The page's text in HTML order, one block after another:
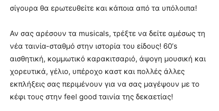
σίγουρα θα ερωτευθείτε και κάποια από τα υπόλοιπα!
Αν σας αρέσουν τα musicals, τρέξτε να δείτε αμέσως τη
νέα ταινία-σταθμό στην ιστορία του είδους! 60’s
αισθητική, κομμωτικό καρακιτσαριό, άψογη μουσική και
χορευτικά, γέλιο, υπέροχο καστ και πολλές άλλες
εκπλήξεις σας περιμένουν για να σας μαγέψουν με το
κέφι τους στην feel good ταινία της δεκαετίας!